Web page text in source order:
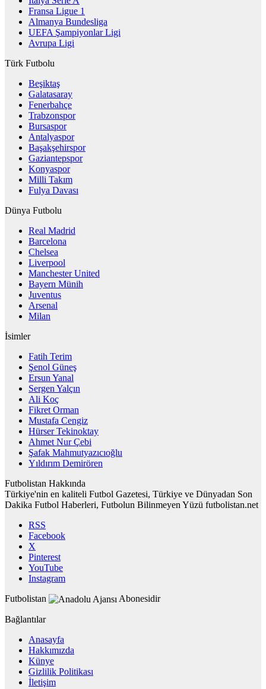
Fransa Ligue 1
Almanya Bundesliga
UEFA Şampiyonlar Ligi
Avrupa Ligi
Türk Futbolu
Beşiktaş
Galatasaray
Fenerbahçe
Trabzonspor
Bursaspor
Antalyaspor
Başakşehirspor
Gaziantepspor
Konyaspor
Milli Takım
Fulya Davası
Dünya Futbolu
Real Madrid
Barcelona
Chelsea
Liverpool
Manchester United
Bayern Münih
Juventus
Arsenal
Milan
İsimler
Fatih Terim
Şenol Güneş
Ersun Yanal
Sergen Yalçın
Ali Koç
Fikret Orman
Mustafa Cengiz
Hürser Tekinoktay
Ahmet Nur Çebi
Şafak Mahmutyazıcıoğlu
Yıldırım Demirören
Futbolistan Hakkında
Türkiye'nin en kaliteli Futbol Gazetesi, Türkiye ve Dünyadan Son
Dakika Futbol Haberleri, Futbolun Bilinmeyen Yüzü futbolistan.net
RSS
Facebook
X
Pinterest
YouTube
Instagram
Futbolistan
Abonesidir
Bağlantılar
Anasayfa
Hakkımızda
Künye
Gizlilik Politikası
İletişim